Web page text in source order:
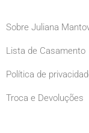
Sobre Juliana
Lista de Casamento
Política de
Troca e Devoluções